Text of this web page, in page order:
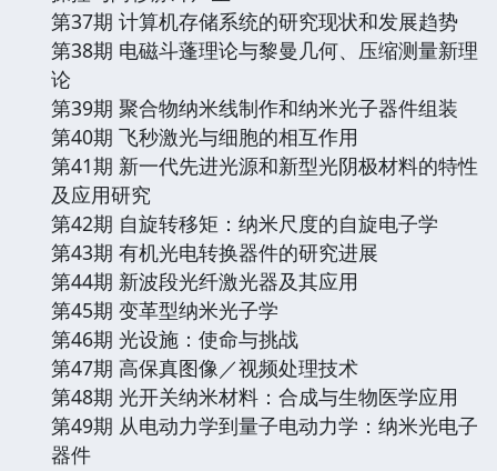
第37期 计算机存储系统的研究现状和发展趋势
第38期 电磁斗蓬理论与黎曼几何、压缩测量新理
论
第39期 聚合物纳米线制作和纳米光子器件组装
第40期 飞秒激光与细胞的相互作用
第41期 新一代先进光源和新型光阴极材料的特性
及应用研究
第42期 自旋转移矩：纳米尺度的自旋电子学
第43期 有机光电转换器件的研究进展
第44期 新波段光纤激光器及其应用
第45期 变革型纳米光子学
第46期 光设施：使命与挑战
第47期 高保真图像／视频处理技术
第48期 光开关纳米材料：合成与生物医学应用
第49期 从电动力学到量子电动力学：纳米光电子
器件